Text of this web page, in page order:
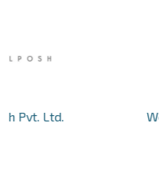
Pvt. Ltd.